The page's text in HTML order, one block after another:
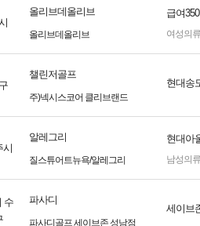
올리브데올리브
올리브데올리브
급여
여성의류
챌린저골프
주)넥시스코어 클리브랜드
현대송
시
알레그리
질스튜어트뉴욕/알레그리
현대아
남성의류
수
파사디
파사디골프 세이브존 성남점
세이브